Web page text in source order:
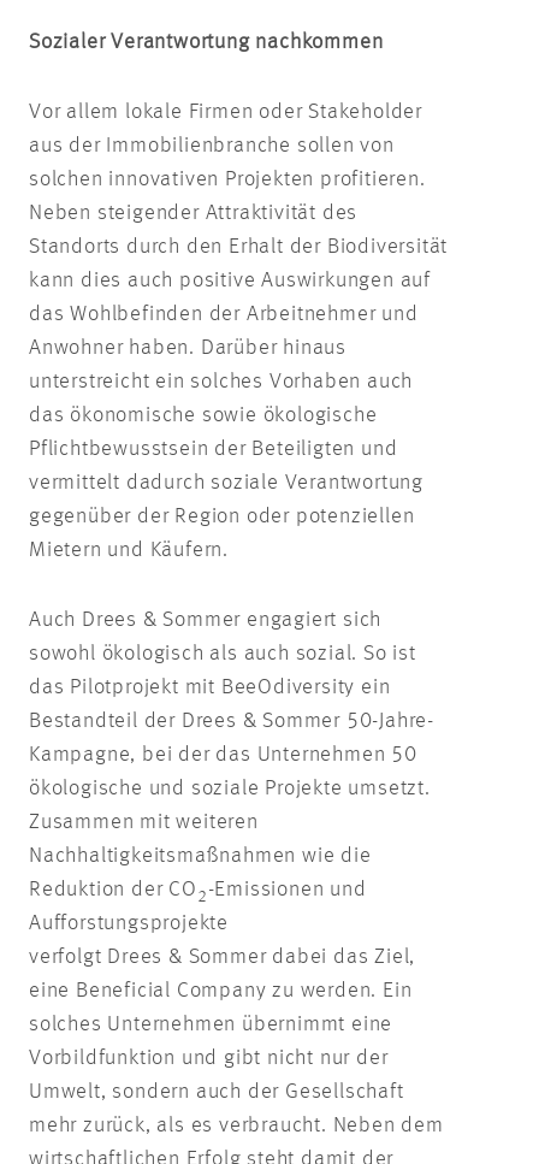
Sozialer Verantwortung nachkommen
Vor allem lokale Firmen oder Stakeholder
aus der Immobilienbranche sollen von
solchen innovativen Projekten profitieren.
Neben steigender Attraktivität des
Standorts durch den Erhalt der Biodiversität
kann dies auch positive Auswirkungen auf
das Wohlbefinden der Arbeitnehmer und
Anwohner haben. Darüber hinaus
unterstreicht ein solches Vorhaben auch
das ökonomische sowie ökologische
Pflichtbewusstsein der Beteiligten und
vermittelt dadurch soziale Verantwortung
gegenüber der Region oder potenziellen
Mietern und Käufern.
Auch Drees & Sommer engagiert sich
sowohl ökologisch als auch sozial. So ist
das Pilotprojekt mit BeeOdiversity ein
Bestandteil der Drees & Sommer 50-Jahre-
Kampagne, bei der das Unternehmen 50
ökologische und soziale Projekte umsetzt.
Zusammen mit weiteren
Nachhaltigkeitsmaßnahmen wie die
Reduktion der CO 2 -Emissionen und
Aufforstungsprojekte
verfolgt Drees & Sommer dabei das Ziel,
eine Beneficial Company zu werden. Ein
solches Unternehmen übernimmt eine
Vorbildfunktion und gibt nicht nur der
Umwelt, sondern auch der Gesellschaft
mehr zurück, als es verbraucht. Neben dem
wirtschaftlichen Erfolg steht damit der